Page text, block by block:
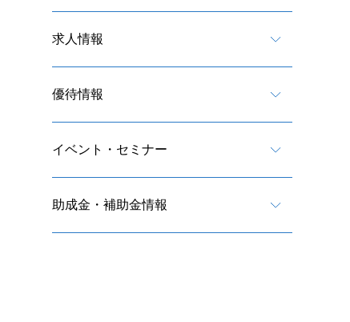
求人情報
優待情報
イベント・セミナー
助成金・補助金情報